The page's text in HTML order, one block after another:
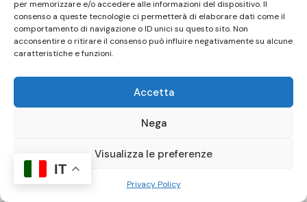
per memorizzare e/o accedere alle informazioni del dispositivo. Il
consenso a queste tecnologie ci permetterà di elaborare dati come il
comportamento di navigazione o ID unici su questo sito. Non
acconsentire o ritirare il consenso può influire negativamente su alcune
caratteristiche e funzioni.
Accetta
Nega
Visualizza le preferenze
Privacy Policy
[mc4wp_form id="461" element_id="style-8"]
AncoraThemes© {{Y}}. All rights reserved.
IT